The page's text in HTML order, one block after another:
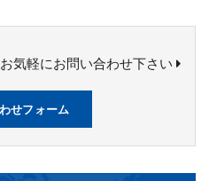
気軽にお問い合わせ下さい
せフォーム